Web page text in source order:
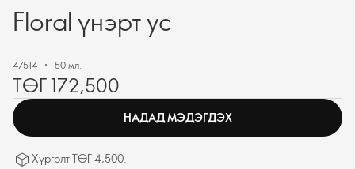
Floral үнэрт ус
47514 50 мл.
ТӨГ 172,500
НАДАД МЭДЭГДЭХ
Хүргэлт ТӨГ 4,500.